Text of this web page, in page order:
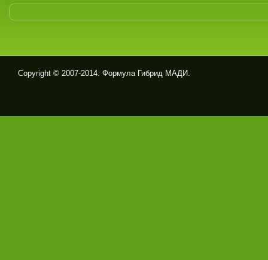
Copyright © 2007-2014. Формула Гибрид МАДИ.